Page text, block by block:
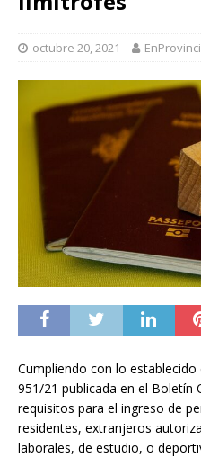
octubre 20, 2021
Cumpliendo con lo
951/21 publicada en el Boletín
requisitos para el ingreso de
residentes, extranjeros
laborales, de estudio, o